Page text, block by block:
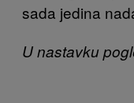
sada jedina
U nastavku